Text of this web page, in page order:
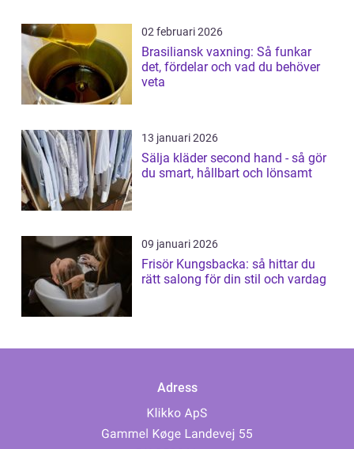
02 februari 2026
Brasiliansk vaxning: Så funkar
det, fördelar och vad du behöver
veta
13 januari 2026
Sälja kläder second hand - så gör
du smart, hållbart och lönsamt
09 januari 2026
Frisör Kungsbacka: så hittar du
rätt salong för din stil och vardag
Adress